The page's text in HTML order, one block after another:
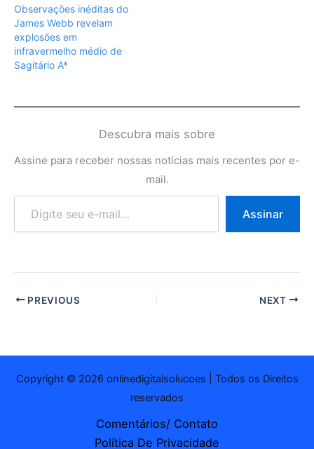
Observações inéditas do
James Webb revelam
explosões em
infravermelho médio de
Sagitário A*
Descubra mais sobre
Assine para receber nossas notícias mais recentes por e-
mail.
e-
Assinar
PREVIOUS NEXT
Copyright © 2026 onlinedigitalsolucoes | Todos os Direitos
reservados
Comentários/ Contato
Política De Privacidade